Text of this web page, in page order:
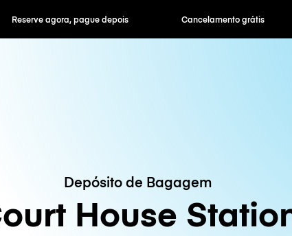
depois Cancelamento grátis Tarifas
Depósito de Bagagem
House